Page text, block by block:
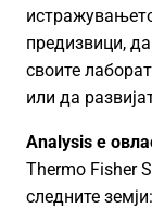
предизвици,
своите
или да
Analysis е
Thermo Fisher
следните земји: